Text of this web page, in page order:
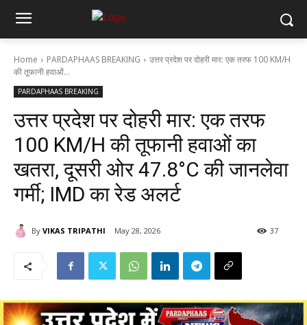
Home PARDAPHAAS BREAKING
उत्तर प्रदेश पर दोहरी मार: एक तरफ 100 KM/H
की तूफानी हवाओं...
PARDAPHAAS BREAKING
उत्तर प्रदेश पर दोहरी मार: एक तरफ
100 KM/H की तूफानी हवाओं का
खतरा, दूसरी ओर 47.8°C की जानलेवा
गर्मी; IMD का रेड अलर्ट
By VIKAS TRIPATHI May 28, 2026 37